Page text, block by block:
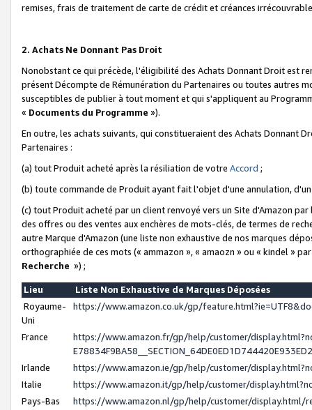
remises, frais de traitement de carte de crédit et créances
2. Achats Ne Donnant Pas Droit
Nonobstant ce qui précède, l'éligibilité des Achats Donnant Droit est
présent Décompte de Rémunération du Partenaires ou toutes autres
susceptibles de publier à tout moment et qui s'appliquent au
« Documents du Programme »).
En outre, les achats suivants, qui constitueraient des Achats Donnant
Partenaires :
(a) tout Produit acheté après la résiliation de votre Accord ;
(b) toute commande de Produit ayant fait l'objet d'une annulation,
(c) tout Produit acheté par un client renvoyé vers un Site d'Amazon
des offres ou des ventes aux enchères de mots-clés, de termes de
autre Marque d'Amazon (une liste non exhaustive de nos marques
orthographiée de ces mots (« ammazon », « amaozn » ou « kindel »
Recherche ») ;
Lieu
Liste Non Exhaustive de Marques Déposées
Royaume-
Uni
https://www.amazon.co.uk/gp/
France
https://www.amazon.fr/gp/help/customer/
Irlande
https://www.amazon.ie/gp/help/customer/
Italie
https://www.amazon.it/gp/help/customer/
Pays-Bas
https://www.amazon.nl/gp/help/customer/display.html/